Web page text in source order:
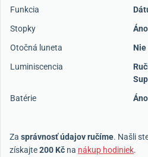
Funkcia
Stopky
Áno
Otočná luneta
Nie
Luminiscencia
Batérie
Áno
Za správnosť údajov ručíme. Našli
získajte200 Kč na nákup hodiniek.